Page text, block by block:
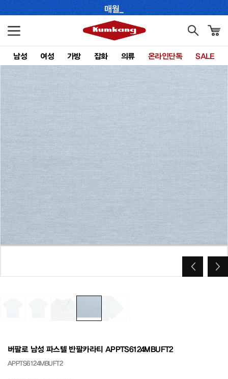
남성 여성 가방 잡화 의류 온라인단독 SALE
버팔로 남성 파스텔 반팔카라티 APPTS6124MBUFT2
APPTS6124MBUFT2